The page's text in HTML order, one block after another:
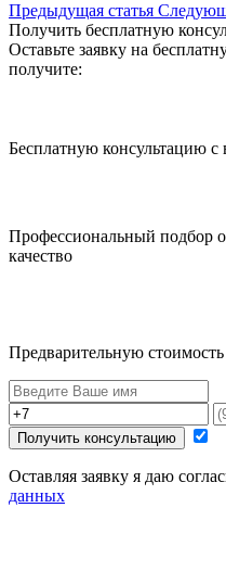
Предыдущая статья
Получить бесплатную
Оставьте заявку на
получите:
Бесплатную консультацию
Профессиональный подбор
качество
Предварительную стоимость
Получить консультацию
Оставляя заявку я даю
данных